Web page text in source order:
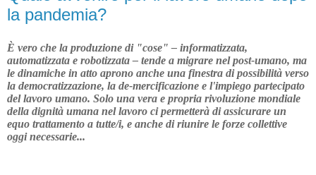
la pandemia?
È vero che la produzione di "cose" – informatizzata,
automatizzata e robo­tiz­zata – tende a migrare nel post-umano, ma
le dinamiche in atto aprono anche una finestra di possibilità verso
la democratizzazione, la de-mercificazione e l'impiego partecipato
del lavoro umano. Solo una vera e propria rivoluzione mondiale
della dignità umana nel lavoro ci permetterà di assicurare un
equo trattamento a tutte/i, e anche di riunire le forze collettive
oggi necessarie...